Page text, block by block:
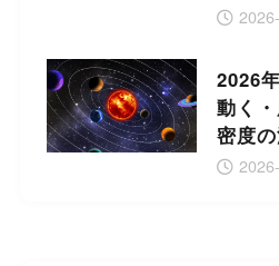
2026
動く・
密度